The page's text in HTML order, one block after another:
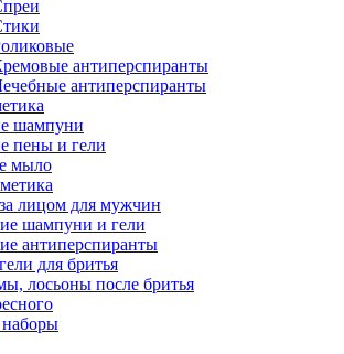
антиперспиранты
антиперспиранты
шампуни
пены и гели
мыло
лицом для мужчин
шампуни и гели
антиперспиранты
для бритья
лосьоны после бритья